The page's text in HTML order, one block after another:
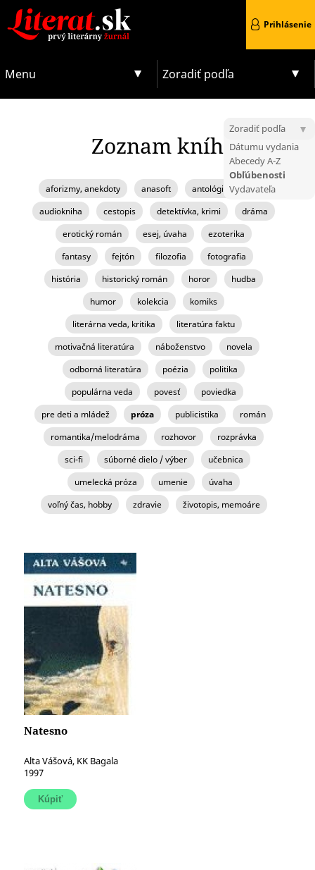
Menu Zoradiť podľa
Prihlásenie
Zoznam kníh
aforizmy, anekdoty anasoft
antológia, zborník
audiokniha
cestopis detektívka, krimi
dráma
erotický román
esej, úvaha
ezoterika
fantasy
fejtón filozofia
fotografia
história
historický román horor
hudba
humor
kolekcia
komiks
literárna veda, kritika
literatúra faktu
motivačná literatúra
náboženstvo
novela
odborná literatúra
poézia
politika
populárna veda
povesť
poviedka
pre deti a mládež
próza publicistika
román
romantika/melodráma
rozhovor
rozprávka
sci-fi
súborné dielo / výber
učebnica
umelecká próza
umenie
úvaha
voľný čas, hobby
zdravie životopis, memoáre
Zoradiť podľa
Dátumu vydania
Abecedy A-Z
Obľúbenosti
Vydavateľa
Natesno
Alta Vášová, KK Bagala
1997
STRÁNKY